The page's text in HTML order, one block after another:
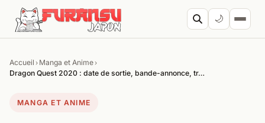
Aller au contenu
🌙
Accueil › Manga et Anime›
Dragon Quest 2020 : date de sortie, bande-annonce, tr…
MANGA ET ANIME